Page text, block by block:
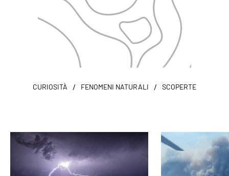
CURIOSITÀ / FENOMENI NATURALI / SCOPERTE